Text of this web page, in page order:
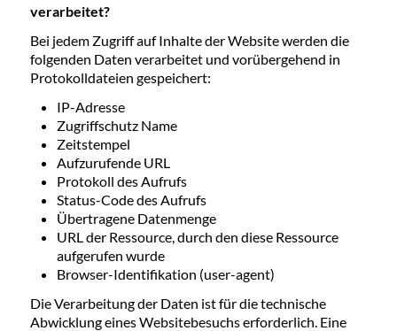
verarbeitet?
Bei jedem Zugriff auf Inhalte der Website werden die
folgenden Daten verarbeitet und vorübergehend in
Protokolldateien gespeichert:
IP-Adresse
Zugriffschutz Name
Zeitstempel
Aufzurufende URL
Protokoll des Aufrufs
Status-Code des Aufrufs
Übertragene Datenmenge
URL der Ressource, durch den diese Ressource
aufgerufen wurde
Browser-Identifikation (user-agent)
Die Verarbeitung der Daten ist für die technische
Abwicklung eines Websitebesuchs erforderlich. Eine